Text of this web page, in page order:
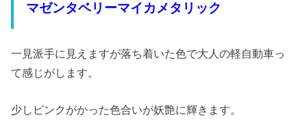
マゼンタベリーマイカメタリック
一見派手に見えますが落ち着いた色で大人の軽自動車っ
て感じがします。
少しピンクがかった色合いが妖艶に輝きます。